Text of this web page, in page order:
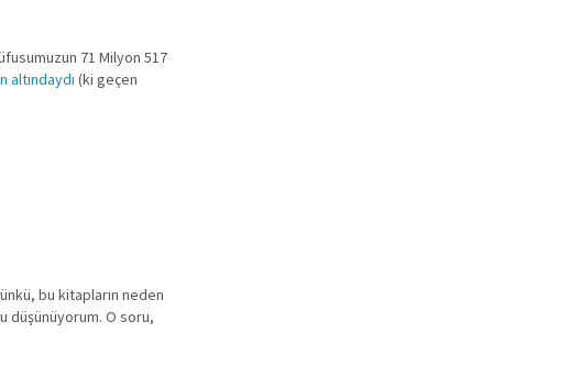
71 Milyon 517
altındaydı (ki geçen
bu kitapların neden
düşünüyorum. O soru,